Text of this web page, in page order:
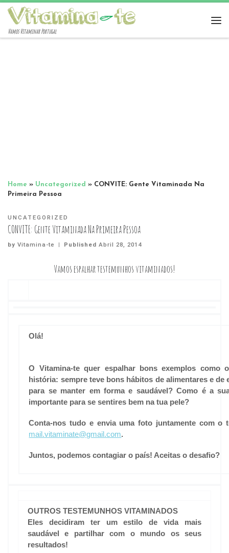
Vamos Vitaminar Portugal
Home » Uncategorized » CONVITE: Gente Vitaminada Na
Primeira Pessoa
UNCATEGORIZED
CONVITE: Gente Vitaminada Na Primeira Pessoa
by Vitamina-te | PublishedAbril 28, 2014
Vamos espalhar testemunhos vitaminados!
Olá!
O Vitamina-te quer espalhar bons exemplos como
história: sempre teve bons hábitos de alimentares e de
para se manter em forma e saudável? Como é a
importante para se sentires bem na tua pele?
Conta-nos tudo e envia uma foto juntamente com o
mail.vitaminate@gmail.com.
Juntos, podemos contagiar o país! Aceitas o desafio?
OUTROS TESTEMUNHOS VITAMINADOS
Eles decidiram ter um estilo de vida mais
saudável e partilhar com o mundo os seus
resultados!